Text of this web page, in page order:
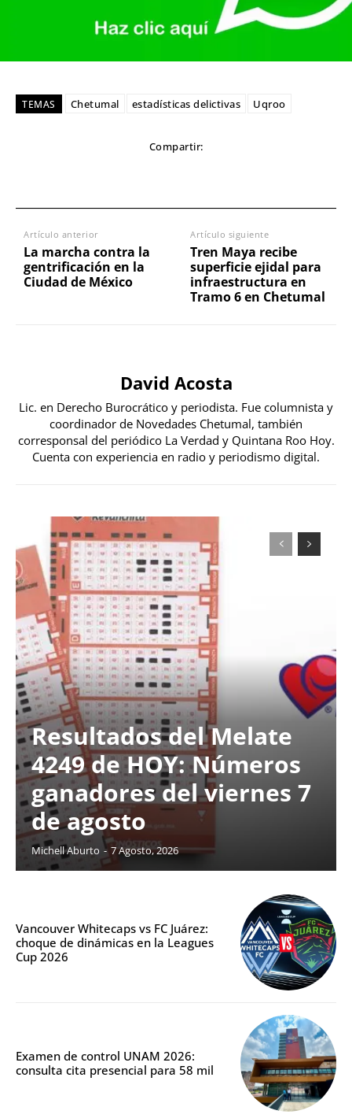
TEMAS Chetumal estadísticas delictivas Uqroo
Compartir:
Artículo anterior
La marcha contra la
gentrificación en la
Ciudad de México
Artículo siguiente
Tren Maya recibe
superficie ejidal para
infraestructura en
Tramo 6 en Chetumal
David Acosta
Lic. en Derecho Burocrático y periodista. Fue columnista y
coordinador de Novedades Chetumal, también
corresponsal del periódico La Verdad y Quintana Roo Hoy.
Cuenta con experiencia en radio y periodismo digital.
Resultados del Melate
4249 de HOY: Números
ganadores del viernes 7
de agosto
Michell Aburto - 7 Agosto, 2026
Vancouver Whitecaps vs FC Juárez:
choque de dinámicas en la Leagues
Cup 2026
Examen de control UNAM 2026:
consulta cita presencial para 58 mil